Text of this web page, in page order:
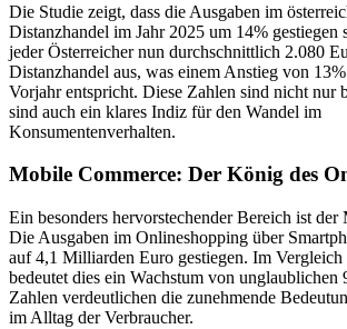
Die Studie zeigt, dass die Ausgaben im
Distanzhandel im Jahr 2025 um 14%
jeder Österreicher nun durchschnittlich 2.080
Distanzhandel aus, was einem Anstieg von
Vorjahr entspricht. Diese Zahlen sind nicht nur
sind auch ein klares Indiz für den Wandel im
Konsumentenverhalten.
Mobile Commerce: Der König des
Ein besonders hervorstechender Bereich ist der
Die Ausgaben im Onlineshopping über
auf 4,1 Milliarden Euro gestiegen. Im Vergleich
bedeutet dies ein Wachstum von unglaublichen
Zahlen verdeutlichen die zunehmende
im Alltag der Verbraucher.